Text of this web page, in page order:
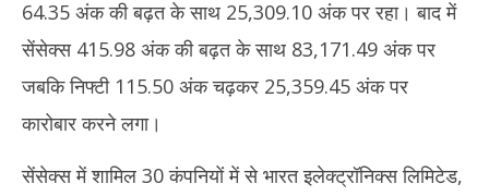
Share Market: शेयर बाजार में तेजी के साथ शुरुआत, सेंसेक्स 127 अंक
ऊपर, निफ्टी 25250 के पार
June
2025
64.35 अंक की बढ़त के साथ 25,309.10 अंक पर रहा। बाद में
सेंसेक्स 415.98 अंक की बढ़त के साथ 83,171.49 अंक पर
जबकि निफ्टी 115.50 अंक चढ़कर 25,359.45 अंक पर
कारोबार करने लगा।
सेंसेक्स में शामिल 30 कंपनियों में से भारत इलेक्ट्रॉनिक्स लिमिटेड,